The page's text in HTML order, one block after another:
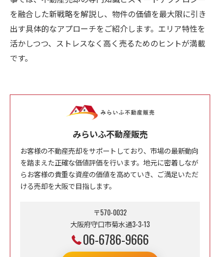
を融合した新戦略を解説し、物件の価値を最大限に引き
出す具体的なアプローチをご紹介します。エリア特性を
活かしつつ、ストレスなく高く売るためのヒントが満載
です。
みらいふ不動産販売
お客様の不動産売却をサポートしており、市場の最新動向
を踏まえた正確な価値評価を行います。地元に密着しなが
らお客様の貴重な資産の価値を高めていき、ご満足いただ
ける売却を大阪で目指します。
〒570-0032
大阪府守口市菊水通3-3-13
06-6786-9666